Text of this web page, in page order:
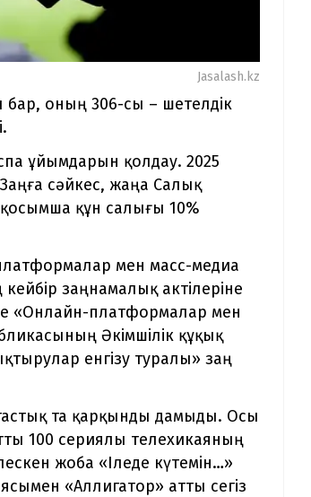
Jasalash.kz
бар, оның 306-сы – шетелдік
ұйымдарын қолдау. 2025
сәйкес, жаңа Салық
қосымша құн салығы 10%
мен масс-медиа
заңнамалық актілеріне
«Онлайн-платформалар мен
Әкімшілік құқық
енгізу туралы» заң
та қарқынды дамыды. Осы
100 сериялы телехикаяның
жоба «Іледе күтемін…»
«Аллигатор» атты сегіз